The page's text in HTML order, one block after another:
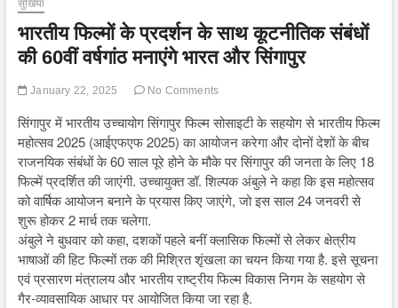
सुर्खियां
भारतीय फिल्मों के प्रदर्शन के साथ कूटनीतिक संबंधों
की 60वीं वर्षगांठ मनाएंगे भारत और सिंगापुर
January 22, 2025 No Comments
सिंगापुर में भारतीय उच्चायोग सिंगापुर फिल्म सोसाइटी के सहयोग से भारतीय फिल्म
महोत्सव 2025 (आईएफएफ 2025) का आयोजन करेगा और दोनों देशों के बीच
राजनयिक संबंधों के 60 साल पूरे होने के मौके पर सिंगापुर की जनता के लिए 18
फिल्में प्रदर्शित की जाएंगी. उच्चायुक्त डॉ. शिल्पक अंबुले ने कहा कि इस महोत्सव
को वार्षिक आयोजन बनाने के प्रयास किए जाएंगे, जो इस साल 24 जनवरी से
शुरू होकर 2 मार्च तक चलेगा.
अंबुले ने बुधवार को कहा, दशकों पहले बनीं क्लासिक फिल्मों से लेकर क्षेत्रीय
भाषाओं की हिट फिल्मों तक की मिश्रित शृंखला का चयन किया गया है. इसे सूचना
एवं प्रसारण मंत्रालय और भारतीय राष्ट्रीय फिल्म विकास निगम के सहयोग से
गैर-व्यावसायिक आधार पर आयोजित किया जा रहा है.